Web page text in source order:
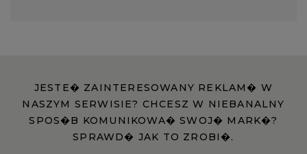
JESTE� ZAINTERESOWANY REKLAM� W
NASZYM SERWISIE? CHCESZ W NIEBANALNY
SPOS�B KOMUNIKOWA� SWOJ� MARK�?
SPRAWD� JAK TO ZROBI�.